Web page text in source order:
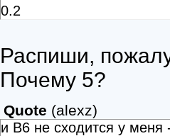
0.2
Распиши,
Почему 5?
Quote (alexz)
и В6 не сходится у меня